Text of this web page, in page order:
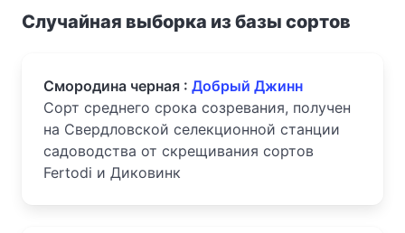
Случайная выборка из базы сортов
Смородина черная : Добрый Джинн
Сорт среднего срока созревания, получен
на Свердловской селекционной станции
садоводства от скрещивания сортов
Fertodi и Диковинк